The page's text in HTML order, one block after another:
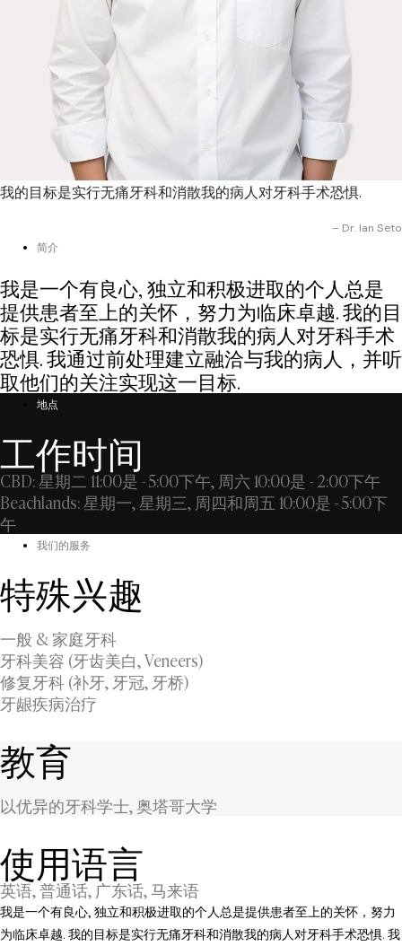
我的目标是实行无痛牙科和消散我的病人对牙科手术恐惧.
– Dr. Ian Seto
简介
我是一个有良心, 独立和积极进取的个人总是
提供患者至上的关怀，努力为临床卓越. 我的目
标是实行无痛牙科和消散我的病人对牙科手术
恐惧. 我通过前处理建立融洽与我的病人，并听
取他们的关注实现这一目标.
地点
工作时间
CBD: 星期二 11:00是 - 5:00下午, 周六 10:00是 - 2:00下午
Beachlands: 星期一, 星期三, 周四和周五 10:00是 - 5:00下
午
我们的服务
特殊兴趣
一般 & 家庭牙科
牙科美容 (牙齿美白, Veneers)
修复牙科 (补牙, 牙冠, 牙桥)
牙龈疾病治疗
教育
以优异的牙科学士, 奥塔哥大学
使用语言
英语, 普通话, 广东话, 马来语
我是一个有良心, 独立和积极进取的个人总是提供患者至上的关怀，努力
为临床卓越. 我的目标是实行无痛牙科和消散我的病人对牙科手术恐惧. 我